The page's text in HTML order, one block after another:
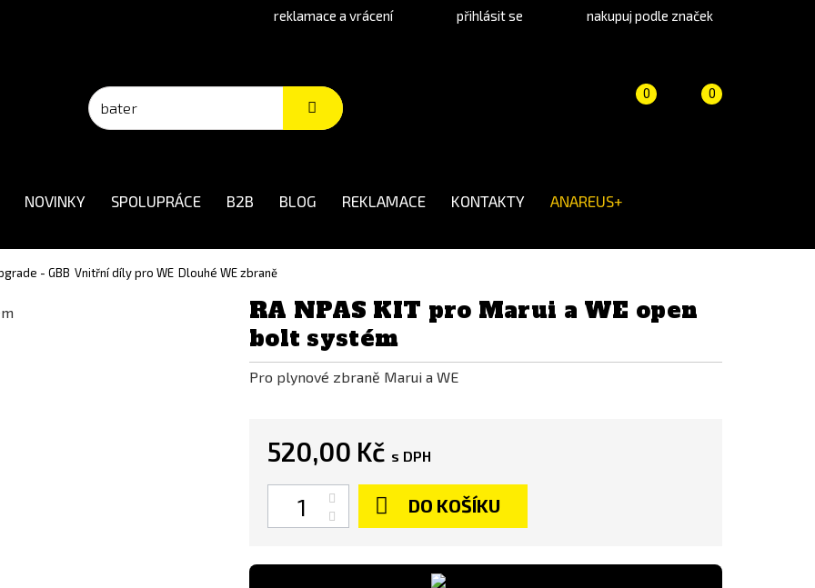
reklamace a vrácení přihlásit se nakupuj podle značek
Košík 0
(prázdný)
Porovnání
0
NOVINKY SPOLUPRÁCE B2B BLOG REKLAMACE KONTAKTY ANAREUS+
- GBB Vnitřní díly pro WE Dlouhé WE zbraně
RA NPAS KIT pro Marui a WE open
bolt systém
Pro plynové zbraně Marui a WE
520,00 Kč s DPH
DO KOŠÍKU